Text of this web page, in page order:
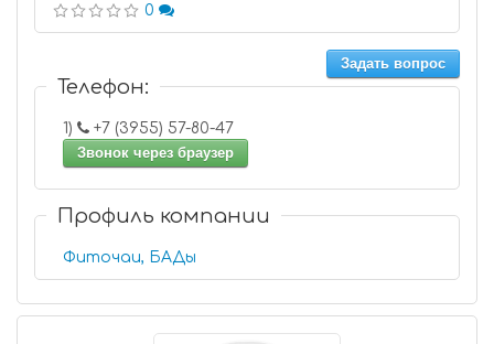
0
Задать вопрос
Телефон:
1)
+7 (3955) 57-80-47
Звонок через браузер
Профиль компании
Фиточаи, БАДы